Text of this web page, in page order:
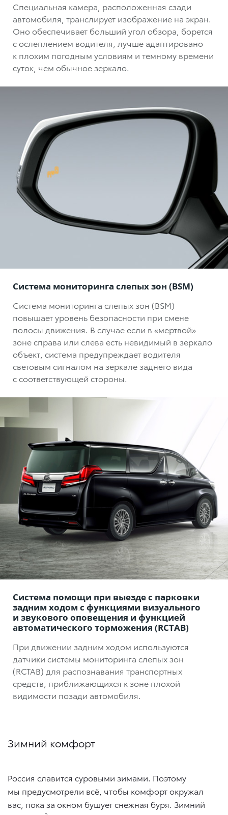
Специальная камера, расположенная сзади
автомобиля, транслирует изображение на экран.
Оно обеспечивает больший угол обзора, борется
с ослеплением водителя, лучше адаптировано
к плохим погодным условиям и темному времени
суток, чем обычное зеркало.
Система мониторинга слепых зон (BSM)
Система мониторинга слепых зон (BSM)
повышает уровень безопасности при смене
полосы движения. В случае если в «мертвой»
зоне справа или слева есть невидимый в зеркало
объект, система предупреждает водителя
световым сигналом на зеркале заднего вида
с соответствующей стороны.
Система помощи при выезде с парковки
задним ходом с функциями визуального
и звукового оповещения и функцией
автоматического торможения (RCTAB)
При движении задним ходом используются
датчики системы мониторинга слепых зон
(RCTAB) для распознавания транспортных
средств, приближающихся к зоне плохой
видимости позади автомобиля.
Зимний комфорт
Россия славится суровыми зимами. Поэтому
мы предусмотрели всё, чтобы комфорт окружал
вас, пока за окном бушует снежная буря. Зимний